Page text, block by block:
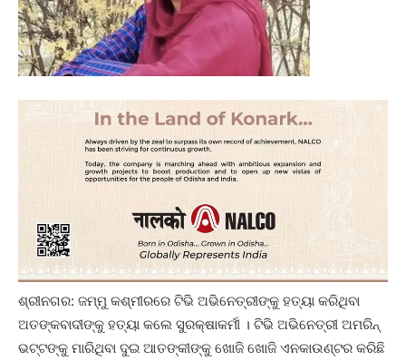
ଶ୍ରୀନଗର: ଜମ୍ମୁ କଶ୍ମୀରରେ ଟିଭି ଅଭିନେତ୍ରୀଙ୍କୁ ହତ୍ୟା କରିଥିବା
ଅତଙ୍କବାଦୀଙ୍କୁ ହତ୍ୟା କଲେ ସୁରକ୍ଷାକର୍ମୀ । ଟିଭି ଅଭିନେତ୍ରୀ ଅମରିନ୍
ଭଟ୍ଟଙ୍କୁ ମାରିଥିବା ଦୁଇ ଆତଙ୍କୀଙ୍କୁ ଖୋଜି ଖୋଜି ଏନକାଉଣ୍ଟର କରିଛି